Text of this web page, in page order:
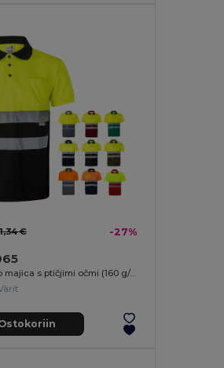
€ -27%
Dvodelna polo majica s ptičjimi očmi (160 g/m²) s kratkimi rokavi, iz poliestra (100 %)